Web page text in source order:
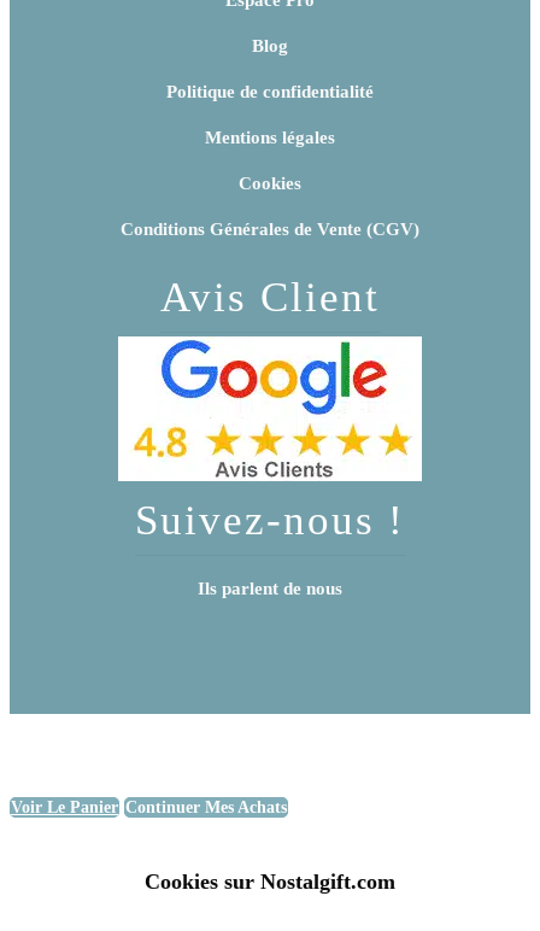
Blog
Politique de confidentialité
Mentions légales
Cookies
Conditions Générales de Vente (CGV)
Avis Client
Suivez-nous !
Ils parlent de nous
Voir Le Panier Continuer Mes Achats
Cookies sur Nostalgift.com